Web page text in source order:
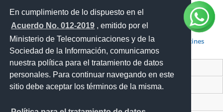
En cumplimiento de lo dispuesto en el
Acuerdo No. 012-2019 , emitido por el
Ministerio de Telecomunicaciones y de la
Sociedad de la Información, comunicamos
nuestra política para el tratamiento de datos
personales. Para continuar navegando en este
sitio debe aceptar los términos de la misma.
Boletines
Contacto Ciudadano Digital
Portal Trámites Ciudadanos